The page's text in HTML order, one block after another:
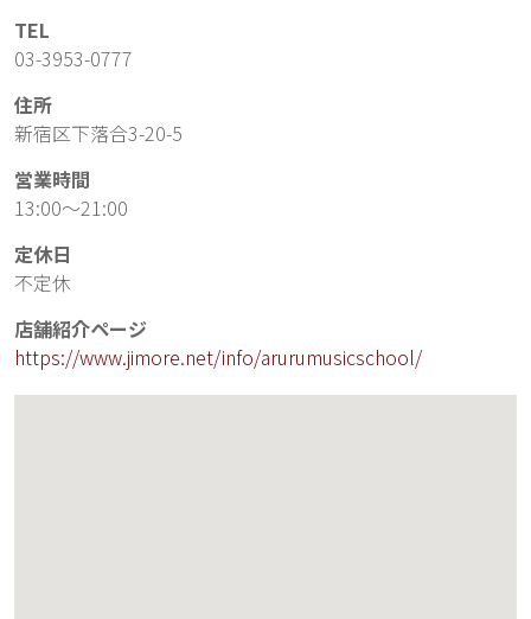
TEL
03-3953-0777
住所
新宿区下落合3-20-5
営業時間
13:00～21:00
定休日
不定休
店舗紹介ページ
https://www.jimore.net/info/arurumusicschool/